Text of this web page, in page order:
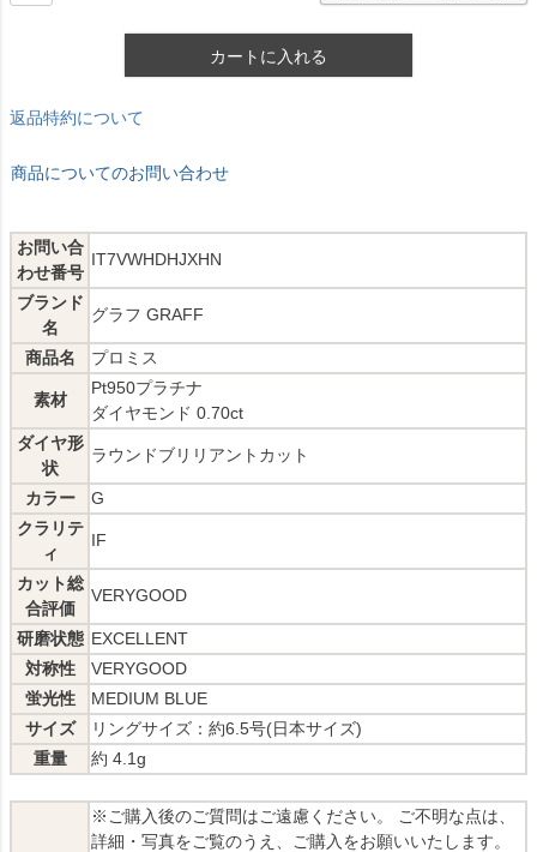
カートに入れる
返品特約について
商品についてのお問い合わせ
お問い合
わせ番号
IT7VWHDHJXHN
ブランド
名
グラフ GRAFF
商品名 プロミス
素材
Pt950プラチナ
ダイヤモンド 0.70ct
ダイヤ形
状
ラウンドブリリアントカット
カラー
G
クラリテ
ィ
IF
カット総
合評価
VERYGOOD
研磨状態 EXCELLENT
対称性
VERYGOOD
蛍光性
MEDIUM BLUE
サイズ
リングサイズ：約6.5号(日本サイズ)
重量
約 4.1g
※ご購入後のご質問はご遠慮ください。 ご不明な点は、
詳細・写真をご覧のうえ、ご購入をお願いいたします。